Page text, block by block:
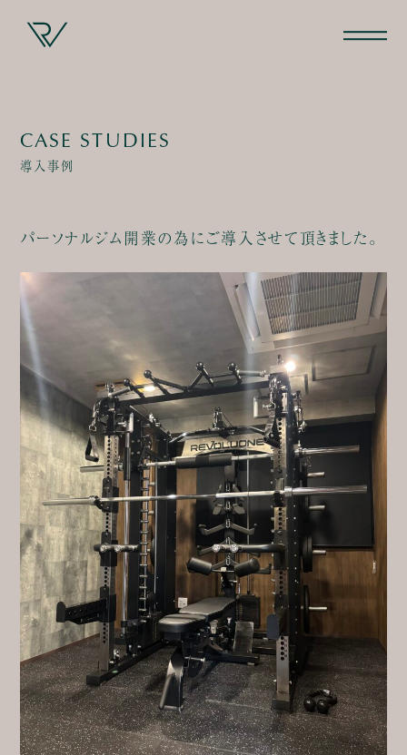
CASE STUDIES
導入事例
パーソナルジム開業の為にご導入させて頂きました。